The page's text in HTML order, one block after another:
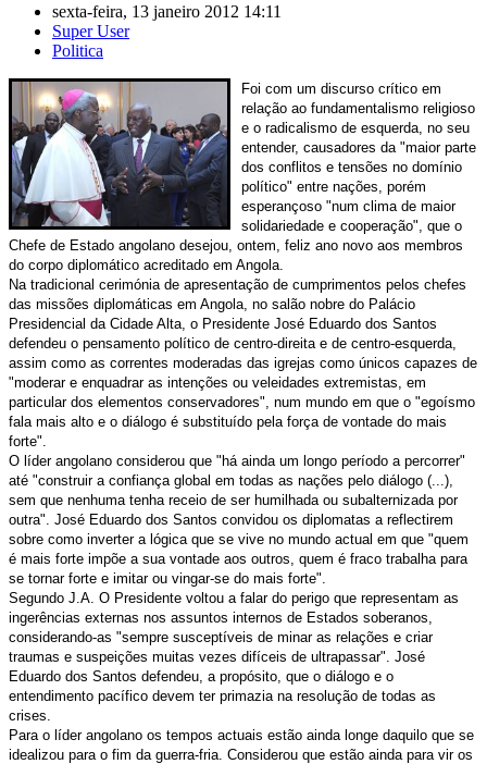
sexta-feira, 13 janeiro 2012 14:11
Super User
Politica
Foi com um discurso crítico em
relação ao fundamentalismo religioso
e o radicalismo de esquerda, no seu
entender, causadores da "maior parte
dos conflitos e tensões no domínio
político" entre nações, porém
esperançoso "num clima de maior
solidariedade e cooperação", que o
Chefe de Estado angolano desejou, ontem, feliz ano novo aos membros
do corpo diplomático acreditado em Angola.
Na tradicional cerimónia de apresentação de cumprimentos pelos chefes
das missões diplomáticas em Angola, no salão nobre do Palácio
Presidencial da Cidade Alta, o Presidente José Eduardo dos Santos
defendeu o pensamento político de centro-direita e de centro-esquerda,
assim como as correntes moderadas das igrejas como únicos capazes de
"moderar e enquadrar as intenções ou veleidades extremistas, em
particular dos elementos conservadores", num mundo em que o "egoísmo
fala mais alto e o diálogo é substituído pela força de vontade do mais
forte".
O líder angolano considerou que "há ainda um longo período a percorrer"
até "construir a confiança global em todas as nações pelo diálogo (...),
sem que nenhuma tenha receio de ser humilhada ou subalternizada por
outra". José Eduardo dos Santos convidou os diplomatas a reflectirem
sobre como inverter a lógica que se vive no mundo actual em que "quem
é mais forte impõe a sua vontade aos outros, quem é fraco trabalha para
se tornar forte e imitar ou vingar-se do mais forte".
Segundo J.A. O Presidente voltou a falar do perigo que representam as
ingerências externas nos assuntos internos de Estados soberanos,
considerando-as "sempre susceptíveis de minar as relações e criar
traumas e suspeições muitas vezes difíceis de ultrapassar". José
Eduardo dos Santos defendeu, a propósito, que o diálogo e o
entendimento pacífico devem ter primazia na resolução de todas as
crises.
Para o líder angolano os tempos actuais estão ainda longe daquilo que se
idealizou para o fim da guerra-fria. Considerou que estão ainda para vir os